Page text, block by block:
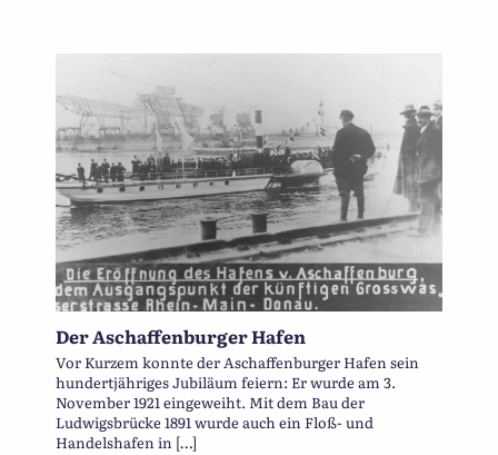
Der Aschaffenburger Hafen
Vor Kurzem konnte der Aschaffenburger Hafen sein
hundertjähriges Jubiläum feiern: Er wurde am 3.
November 1921 eingeweiht. Mit dem Bau der
Ludwigsbrücke 1891 wurde auch ein Floß- und
Handelshafen in […]